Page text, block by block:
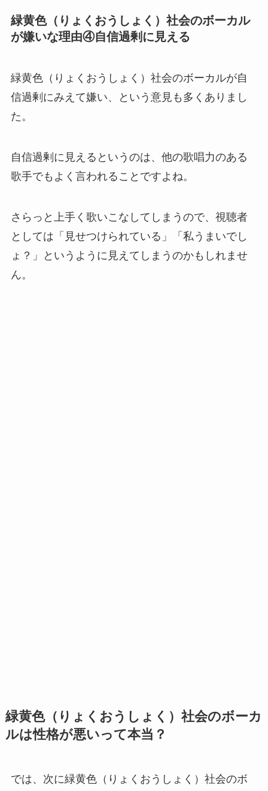
緑黄色（りょくおうしょく）社会のボーカル
が嫌いな理由④自信過剰に見える
緑黄色（りょくおうしょく）社会のボーカルが自
信過剰にみえて嫌い、という意見も多くありまし
た。
自信過剰に見えるというのは、他の歌唱力のある
歌手でもよく言われることですよね。
さらっと上手く歌いこなしてしまうので、視聴者
としては「見せつけられている」「私うまいでし
ょ？」というように見えてしまうのかもしれませ
ん。
緑黄色（りょくおうしょく）社会のボーカ
ルは性格が悪いって本当？
では、次に緑黄色（りょくおうしょく）社会のボ